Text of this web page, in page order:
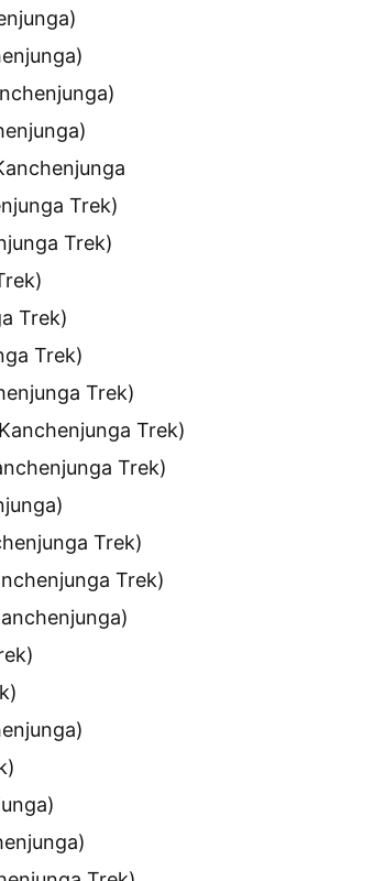
Trek)
Trek)
Trek)
Trek)
Trek)
Trek)
Trek)
Trek)
Trek)